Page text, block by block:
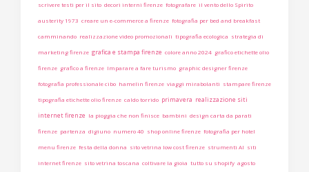
scrivere testi per il sito decori interni firenze fotografare il vento dello Spirito
austerity 1973 creare un e-commerce a firenze fotografia per bed and breakfast
camminando realizzazione video promozionali tipografia ecologica strategia di
marketing firenze grafica e stampa firenze colore anno 2024 grafico etichette olio
firenze grafico a firenze Imparare a fare turismo graphic designer firenze
fotografia professionale cibo hamelin firenze viaggi mirabolanti stampare firenze
tipografia etichette olio firenze caldo torrido primavera realizzazione siti
internet firenze la pioggia che non finisce bambini design carta da parati
firenze partenza digiuno numero 40 shop online firenze fotografia per hotel
menu firenze festa della donna sito vetrina low cost firenze strumenti AI siti
internet firenze sito vetrina toscana coltivare la gioia tutto su shopify agosto